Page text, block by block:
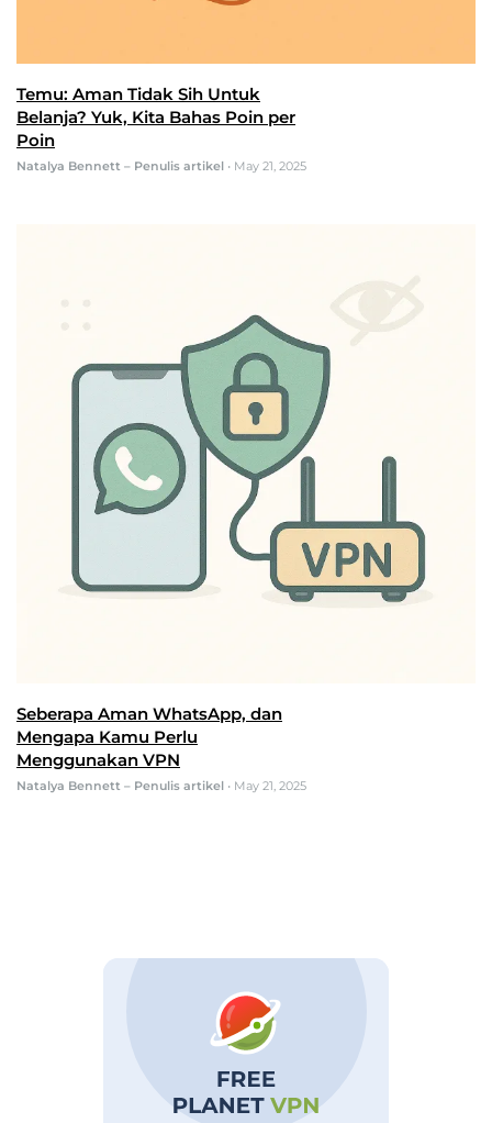
Temu: Aman Tidak Sih Untuk
Belanja? Yuk, Kita Bahas Poin per
Poin
Natalya Bennett – Penulis artikel • May 21, 2025
Seberapa Aman WhatsApp, dan
Mengapa Kamu Perlu
Menggunakan VPN
Natalya Bennett – Penulis artikel • May 21, 2025